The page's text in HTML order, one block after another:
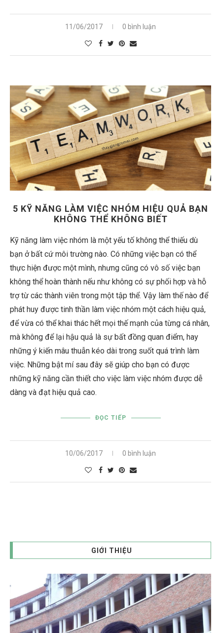
11/06/2017 0 bình luận
5 KỸ NĂNG LÀM VIỆC NHÓM HIỆU QUẢ BẠN
KHÔNG THỂ KHÔNG BIẾT
Kỹ năng làm việc nhóm là một yếu tố không thể thiếu dù
bạn ở bất cứ môi trường nào. Có những việc bạn có thể
thực hiện được một mình, nhưng cũng có vô số việc bạn
không thể hoàn thành nếu như không có sự phối hợp và hỗ
trợ từ các thành viên trong một tập thể. Vậy làm thế nào để
phát huy được tinh thần làm việc nhóm một cách hiệu quả,
để vừa có thể khai thác hết mọi thế mạnh của từng cá nhân,
mà không để lại hậu quả là sự bất đồng quan điểm, hay
những ý kiến mâu thuẫn kéo dài trong suốt quá trình làm
việc. Những bật mí sau đây sẽ giúp cho bạn có được
những kỹ năng cần thiết cho việc làm việc nhóm được dễ
dàng và đạt hiệu quả cao.
ĐỌC TIẾP
10/06/2017 0 bình luận
GIỚI THIỆU